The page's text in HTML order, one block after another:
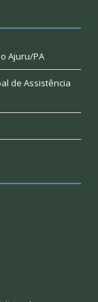
Ajuru/PA
de Assistência